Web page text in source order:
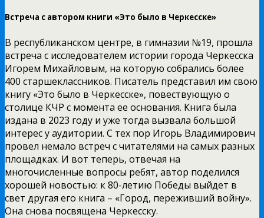
Встреча с автором книги «Это было в Черкесске»
В республиканском центре, в гимназии №19, прошла
встреча с исследователем истории города Черкесска
Игорем Михайловым, на которую собрались более
400 старшеклассников. Писатель представил им свою
книгу «Это было в Черкесске», повествующую о
столице КЧР с момента ее основания. Книга была
издана в 2023 году и уже тогда вызвала большой
интерес у аудитории. С тех пор Игорь Владимирович
провел немало встреч с читателями на самых разных
площадках. И вот теперь, отвечая на
многочисленные вопросы ребят, автор поделился
хорошей новостью: к 80-летию Победы выйдет в
свет другая его книга – «Город, переживший войну».
Она снова посвящена Черкесску.